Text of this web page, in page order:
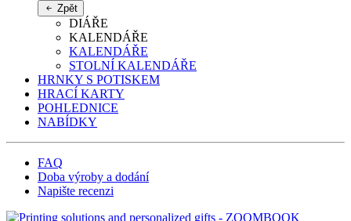
Zpět
DIÁŘE
KALENDÁŘE
KALENDÁŘE
STOLNÍ KALENDÁŘE
HRNKY S POTISKEM
HRACÍ KARTY
POHLEDNICE
NABÍDKY
FAQ
Doba výroby a dodání
Napište recenzi